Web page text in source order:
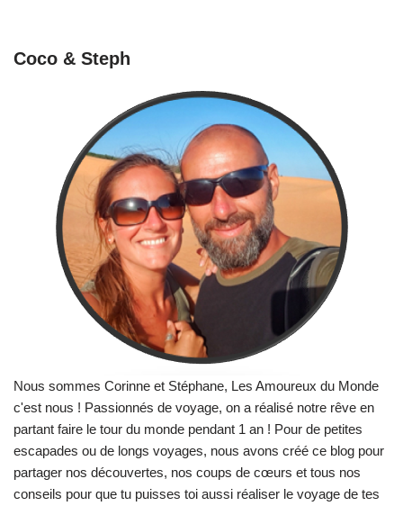
Coco & Steph
Nous sommes Corinne et Stéphane, Les Amoureux du Monde
c'est nous ! Passionnés de voyage, on a réalisé notre rêve en
partant faire le tour du monde pendant 1 an ! Pour de petites
escapades ou de longs voyages, nous avons créé ce blog pour
partager nos découvertes, nos coups de cœurs et tous nos
conseils pour que tu puisses toi aussi réaliser le voyage de tes